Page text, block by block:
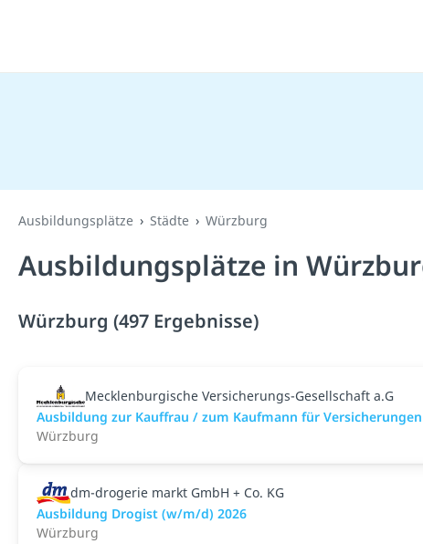
Ausbildungsplätze Städte Würzburg
Ausbildungsplätze in
Würzburg (497 Ergebnisse)
Mecklenburgische Versicherungs-Gesellschaft a.G
Ausbildung zur Kauffrau / zum Kaufmann für
Würzburg
dm-drogerie markt GmbH + Co. KG
Ausbildung Drogist (w/m/d) 2026
Würzburg